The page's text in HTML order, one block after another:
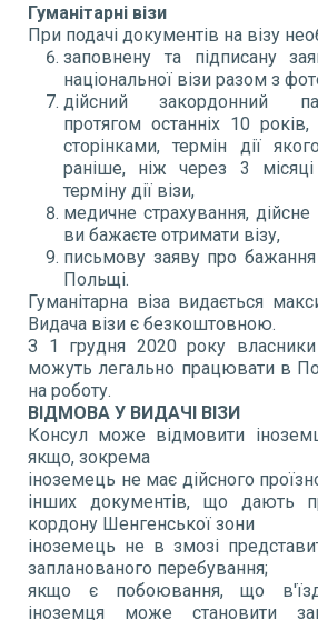
Гуманітарні візи
При подачі документів на візу
заповнену та підписану
національної візи разом з
дійсний закордонний
протягом останніх 10
сторінками, термін дії
раніше, ніж через 3 місяці
терміну дії візи,
медичне страхування, дійсне
ви бажаєте отримати візу,
письмову заяву про
Польщі.
Гуманітарна віза видається
Видача візи є безкоштовною.
З 1 грудня 2020 року власники
можуть легально працювати в
на роботу.
ВІДМОВА У ВИДАЧІ ВІЗИ
Консул може відмовити
якщо, зокрема
іноземець не має дійсного
інших документів, що дають
кордону Шенгенської зони
іноземець не в змозі
запланованого перебування;
якщо є побоювання, що
іноземця може становити